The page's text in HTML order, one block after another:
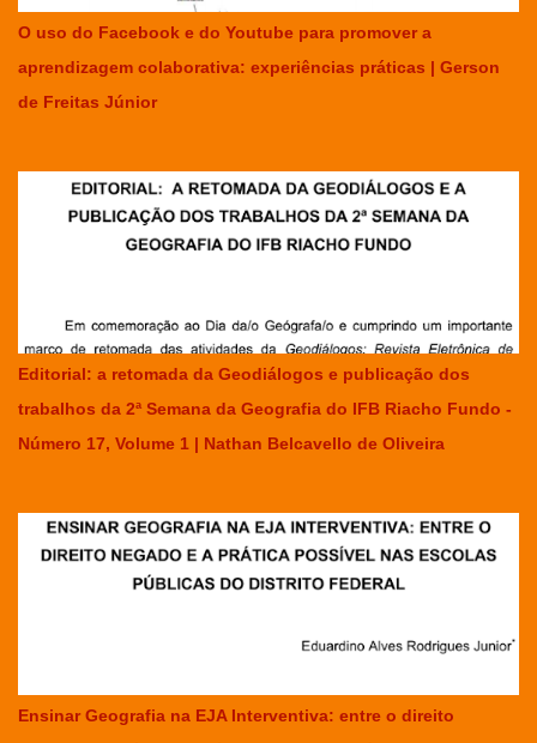
O uso do Facebook e do Youtube para promover a
aprendizagem colaborativa: experiências práticas | Gerson
de Freitas Júnior
Editorial: a retomada da Geodiálogos e publicação dos
trabalhos da 2ª Semana da Geografia do IFB Riacho Fundo -
Número 17, Volume 1 | Nathan Belcavello de Oliveira
Ensinar Geografia na EJA Interventiva: entre o direito